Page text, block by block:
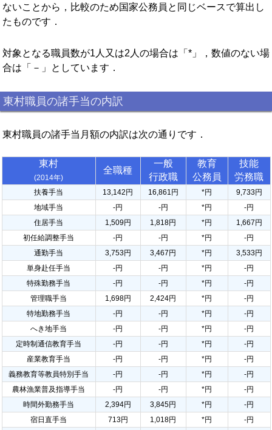
ないことから，比較のため国家公務員と同じベースで算出し
たものです．
対象となる職員数が1人又は2人の場合は「*」，数値のない場
合は「－」としています．
東村職員の諸手当の内訳
東村職員の諸手当月額の内訳は次の通りです．
東村
(2014年)
全職種
一般
行政職
教育
公務員
技能
労務職
扶養手当 13,142円 16,861円 *円
9,733円
地域手当
-円 -円 *円
-円
住居手当
1,509円 1,818円 *円
1,667円
初任給調整手当
-円 -円 *円
-円
通勤手当
3,753円 3,467円 *円
3,533円
単身赴任手当
-円 -円 *円
-円
特殊勤務手当
-円 -円 *円
-円
管理職手当
1,698円 2,424円 *円
-円
特地勤務手当
-円 -円 *円
-円
へき地手当
-円 -円 *円
-円
定時制通信教育手当
-円 -円 *円
-円
産業教育手当
-円 -円 *円
-円
義務教育等教員特別手当
-円 -円 *円
-円
農林漁業普及指導手当
-円 -円 *円
-円
時間外勤務手当
2,394円 3,845円 *円
-円
宿日直手当
713円 1,018円 *円
-円